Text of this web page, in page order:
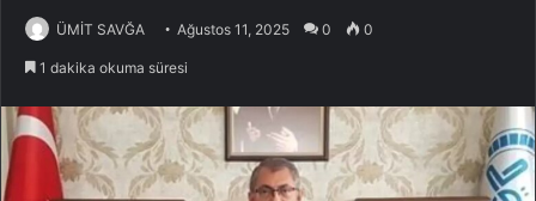
ÜMİT SAVĞA Ağustos 11, 2025 0 0
1 dakika okuma süresi